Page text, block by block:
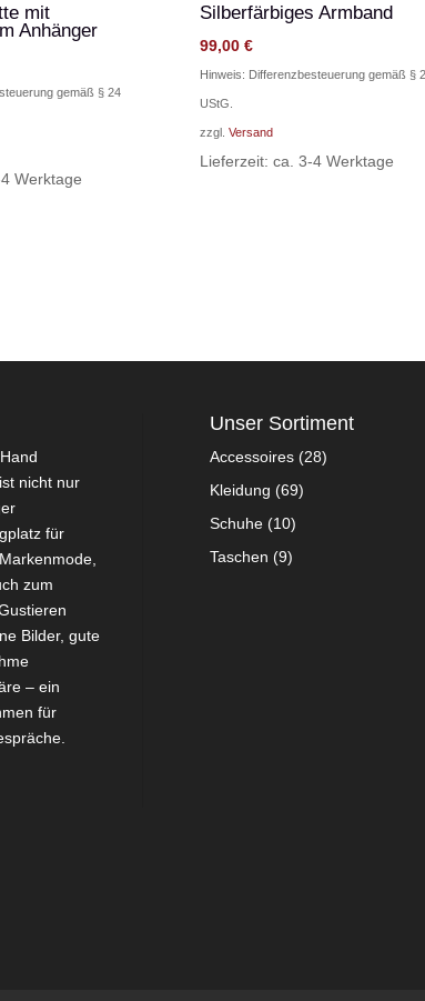
mit
Anhänger
gemäß § 24
Werktage
Silberfärbiges Armband
99,00 €
Hinweis: Differenzbesteuerung gemäß §
UStG.
zzgl. Versand
Lieferzeit: ca. 3-4 Werktage
nicht nur
für
zum
Bilder, gute
– ein
für
Unser Sortiment
Accessoires (28)
Kleidung (69)
Schuhe (10)
Taschen (9)